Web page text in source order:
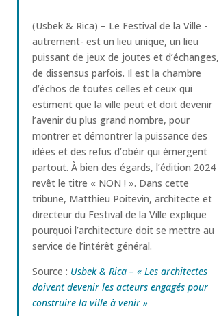
(Usbek & Rica) – Le Festival de la Ville -
autrement- est un lieu unique, un lieu
puissant de jeux de joutes et d’échanges,
de dissensus parfois. Il est la chambre
d’échos de toutes celles et ceux qui
estiment que la ville peut et doit devenir
l’avenir du plus grand nombre, pour
montrer et démontrer la puissance des
idées et des refus d’obéir qui émergent
partout. À bien des égards, l’édition 2024
revêt le titre « NON ! ». Dans cette
tribune, Matthieu Poitevin, architecte et
directeur du Festival de la Ville explique
pourquoi l’architecture doit se mettre au
service de l’intérêt général.
Source : Usbek & Rica – « Les architectes
doivent devenir les acteurs engagés pour
construire la ville à venir »